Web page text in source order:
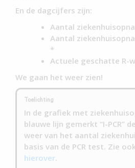
En de dagcijfers zijn:
Aantal
Aantal
*
Actuele geschatte R-
We gaan het weer zien!
Toelichting
In de grafiek met
blauwe lijn gemerkt “I-PCR”
weer van het aantal
basis van de PCR test. Zie
hierover.